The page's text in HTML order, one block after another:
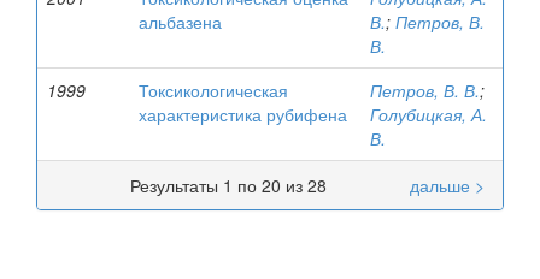
альбазена
В.; Петров, В.
В.
1999
Токсикологическая
характеристика рубифена
Петров, В. В.;
Голубицкая, А.
В.
Результаты 1 по 20 из 28
дальше >